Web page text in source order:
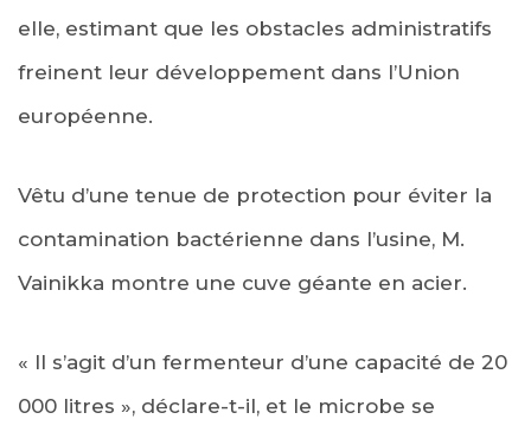
elle, estimant que les obstacles administratifs
freinent leur développement dans l’Union
européenne.
Vêtu d’une tenue de protection pour éviter la
contamination bactérienne dans l’usine, M.
Vainikka montre une cuve géante en acier.
« Il s’agit d’un fermenteur d’une capacité de 20
000 litres », déclare-t-il, et le microbe se